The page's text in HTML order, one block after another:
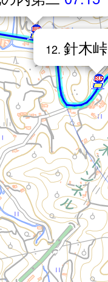
12. 針木峠